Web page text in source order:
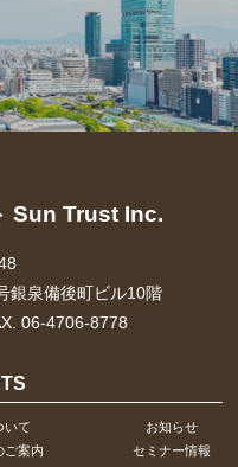
Sun Trust Inc.
銀泉備後町ビル10階
06-4706-8778
いて
ご案内
お知らせ
セミナー情報